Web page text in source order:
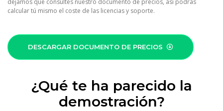
dejamos que consultes nuestro documento de precios, así podrás
calcular tú mismo el coste de las licencias y soporte.
DESCARGAR DOCUMENTO DE PRECIOS
¿Qué te ha parecido la
demostración?